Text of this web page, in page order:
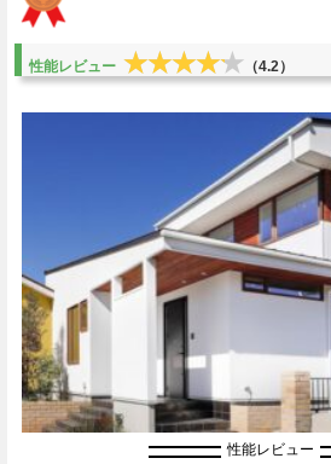
性能レビュー ★★★★★
★★★★★ （4.2）
性能レビュー